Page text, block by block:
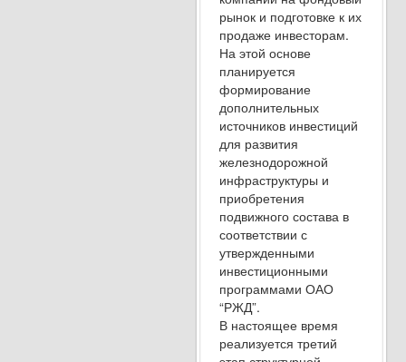
рынок и подготовке к их
продаже инвесторам.
На этой основе
планируется
формирование
дополнительных
источников инвестиций
для развития
железнодорожной
инфраструктуры и
приобретения
подвижного состава в
соответствии с
утвержденными
инвестиционными
программами ОАО
“РЖД”.
В настоящее время
реализуется третий